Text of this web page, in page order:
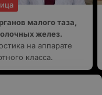
малого таза,
желез.
на аппарате
класса.